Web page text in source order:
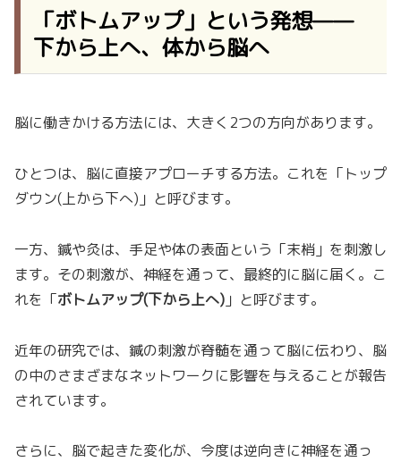
「ボトムアップ」という発想——
下から上へ、体から脳へ
脳に働きかける方法には、大きく2つの方向があります。
ひとつは、脳に直接アプローチする方法。これを「トップ
ダウン(上から下へ)」と呼びます。
一方、鍼や灸は、手足や体の表面という「末梢」を刺激し
ます。その刺激が、神経を通って、最終的に脳に届く。こ
れを「ボトムアップ(下から上へ) 」と呼びます。
近年の研究では、鍼の刺激が脊髄を通って脳に伝わり、脳
の中のさまざまなネットワークに影響を与えることが報告
されています。
さらに、脳で起きた変化が、今度は逆向きに神経を通っ